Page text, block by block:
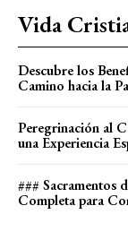
Vida
Descubre los
Camino hacia la
Peregrinación al
una Experiencia
### Sacramentos
Completa para